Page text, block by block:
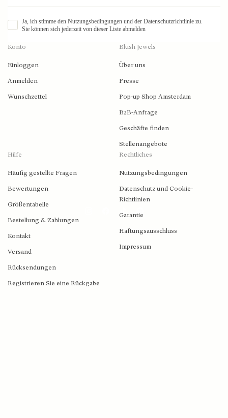
Konto
Einloggen
Anmelden
Wunschzettel
Blush Jewels
Über uns
Presse
Pop-up Shop Amsterdam
B2B-Anfrage
Geschäfte finden
Stellenangebote
Hilfe
Häufig gestellte Fragen
Bewertungen
Größentabelle
Bestellung & Zahlungen
Kontakt
Versand
Rücksendungen
Registrieren Sie eine Rückgabe
Rechtliches
Nutzungsbedingungen
Datenschutz und Cookie-
Richtlinien
Garantie
Haftungsausschluss
Impressum
Ja, ich stimme den Nutzungsbedingungen und der Datenschutzrichtlinie zu.
Sie können sich jederzeit von dieser Liste abmelden
2026 © Blush Jewels 2021 all rights reserved.